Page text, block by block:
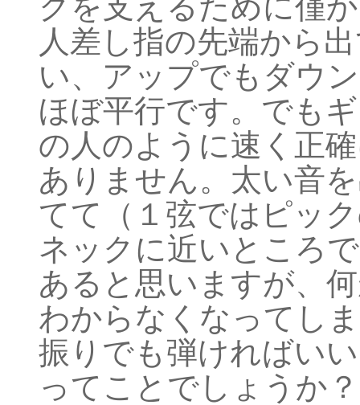
人差し指の先端から
い、アップでもダウ
ほぼ平行です。でも
の人のように速く正
ありません。太い音
てて（１弦ではピッ
ネックに近いところ
あると思いますが、
わからなくなってし
振りでも弾ければい
ってことでしょうか